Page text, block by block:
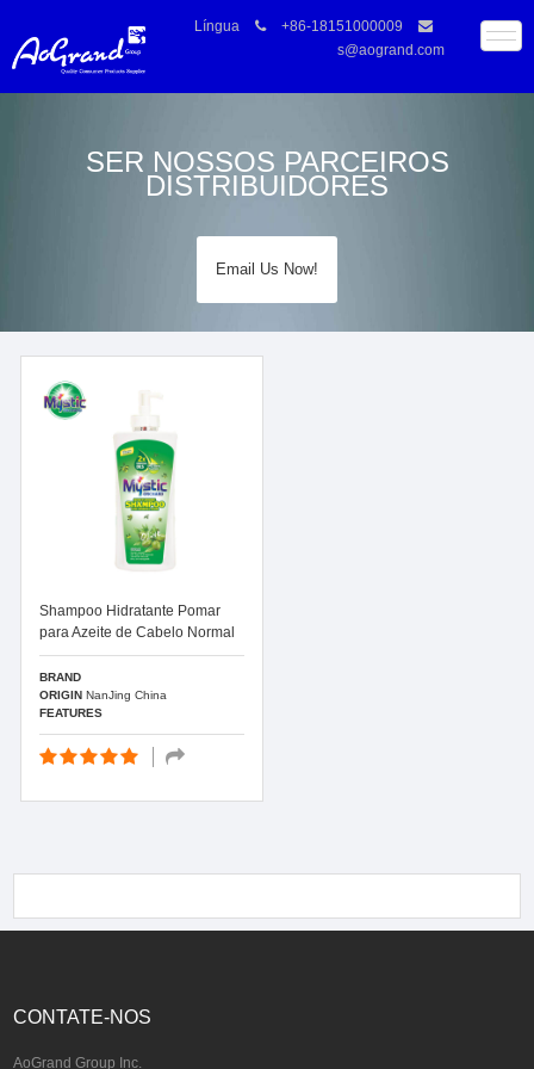
Língua
+86-18151000009
s@aogrand.com
SER NOSSOS PARCEIROS
DISTRIBUIDORES
Email Us Now!
Shampoo Hidratante Pomar
para Azeite de Cabelo Normal
BRAND
ORIGINNanJing China
FEATURES
CONTATE-NOS
AoGrand Group Inc.